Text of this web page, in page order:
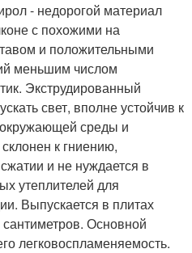
- недорогой материал
с похожими на
и положительными
меньшим числом
Экструдированный
свет, вполне устойчив к
среды и
к гниению,
и не нуждается в
утеплителей для
Выпускается в плитах
Основной
легковоспламеняемость.